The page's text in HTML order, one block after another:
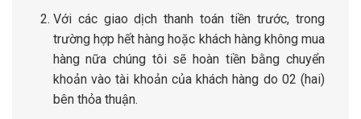
Với các giao dịch thanh toán tiền trước, trong
trường hợp hết hàng hoặc khách hàng không mua
hàng nữa chúng tôi sẽ hoàn tiền bằng chuyển
khoản vào tài khoản của khách hàng do 02 (hai)
bên thỏa thuận.